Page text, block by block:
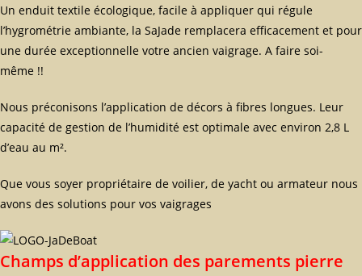
Un enduit textile écologique, facile à appliquer qui régule
l’hygrométrie ambiante, la SaJade remplacera efficacement et pour
une durée exceptionnelle votre ancien vaigrage. A faire soi-
même !!
Nous préconisons l’application de décors à fibres longues. Leur
capacité de gestion de l’humidité est optimale avec environ 2,8 L
d’eau au m².
Que vous soyer propriétaire de voilier, de yacht ou armateur nous
avons des solutions pour vos vaigrages
Champs d’application des parements pierre